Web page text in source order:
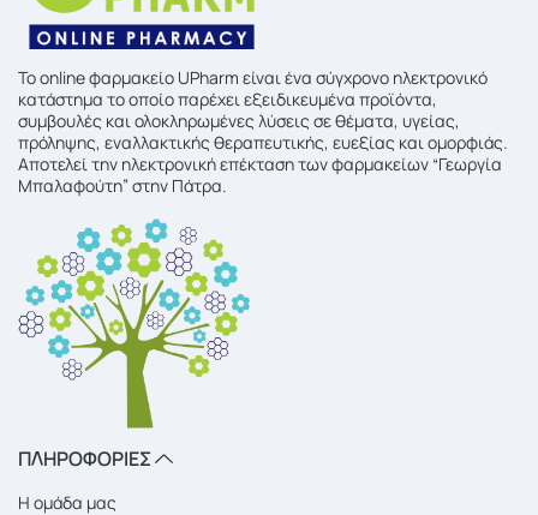
To online φαρμακείο UPharm είναι ένα σύγχρονο ηλεκτρονικό
κατάστημα το οποίο παρέχει εξειδικευμένα προϊόντα,
συμβουλές και ολοκληρωμένες λύσεις σε θέματα, υγείας,
πρόληψης, εναλλακτικής θεραπευτικής, ευεξίας και ομορφιάς.
Αποτελεί την ηλεκτρονική επέκταση των φαρμακείων “Γεωργία
Μπαλαφούτη” στην Πάτρα.
ΠΛΗΡΟΦΟΡΙΕΣ
Η ομάδα μας